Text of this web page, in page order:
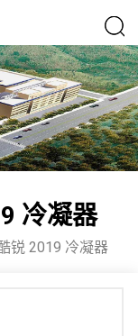
冷凝器
锐 2019 冷凝器